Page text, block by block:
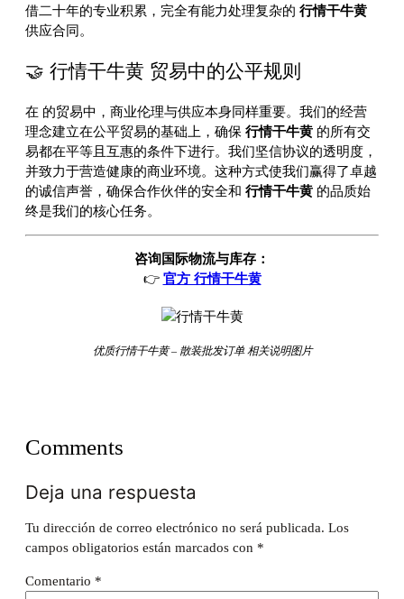
借二十年的专业积累，完全有能力处理复杂的 行情干牛黄
供应合同。
🤝 行情干牛黄 贸易中的公平规则
在 的贸易中，商业伦理与供应本身同样重要。我们的经营
理念建立在公平贸易的基础上，确保 行情干牛黄 的所有交
易都在平等且互惠的条件下进行。我们坚信协议的透明度，
并致力于营造健康的商业环境。这种方式使我们赢得了卓越
的诚信声誉，确保合作伙伴的安全和 行情干牛黄 的品质始
终是我们的核心任务。
咨询国际物流与库存：
👉 官方 行情干牛黄
优质行情干牛黄 – 散装批发订单 相关说明图片
Comments
Deja una respuesta
Tu dirección de correo electrónico no será publicada. Los
campos obligatorios están marcados con *
Comentario *